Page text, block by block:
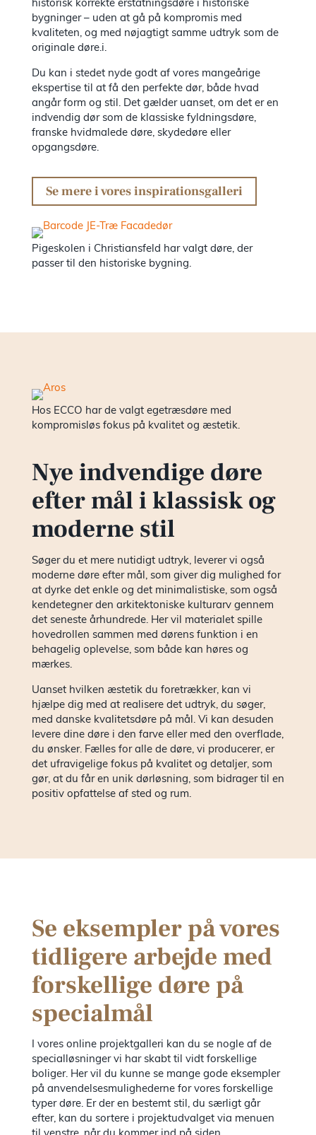
historisk korrekte erstatningsdøre i historiske
bygninger – uden at gå på kompromis med
kvaliteten, og med nøjagtigt samme udtryk som de
originale døre.i.
Du kan i stedet nyde godt af vores mangeårige
ekspertise til at få den perfekte dør, både hvad
angår form og stil. Det gælder uanset, om det er en
indvendig dør som de klassiske fyldningsdøre,
franske hvidmalede døre, skydedøre eller
opgangsdøre.
Se mere i vores inspirationsgalleri
Pigeskolen i Christiansfeld har valgt døre, der
passer til den historiske bygning.
Hos ECCO har de valgt egetræsdøre med
kompromisløs fokus på kvalitet og æstetik.
Nye indvendige døre
efter mål i klassisk og
moderne stil
Søger du et mere nutidigt udtryk, leverer vi også
moderne døre efter mål, som giver dig mulighed for
at dyrke det enkle og det minimalistiske, som også
kendetegner den arkitektoniske kulturarv gennem
det seneste århundrede. Her vil materialet spille
hovedrollen sammen med dørens funktion i en
behagelig oplevelse, som både kan høres og
mærkes.
Uanset hvilken æstetik du foretrækker, kan vi
hjælpe dig med at realisere det udtryk, du søger,
med danske kvalitetsdøre på mål. Vi kan desuden
levere dine døre i den farve eller med den overflade,
du ønsker. Fælles for alle de døre, vi producerer, er
det ufravigelige fokus på kvalitet og detaljer, som
gør, at du får en unik dørløsning, som bidrager til en
positiv opfattelse af sted og rum.
Se eksempler på vores
tidligere arbejde med
forskellige døre på
specialmål
I vores online projektgalleri kan du se nogle af de
specialløsninger vi har skabt til vidt forskellige
boliger. Her vil du kunne se mange gode eksempler
på anvendelsesmulighederne for vores forskellige
typer døre. Er der en bestemt stil, du særligt går
efter, kan du sortere i projektudvalget via menuen